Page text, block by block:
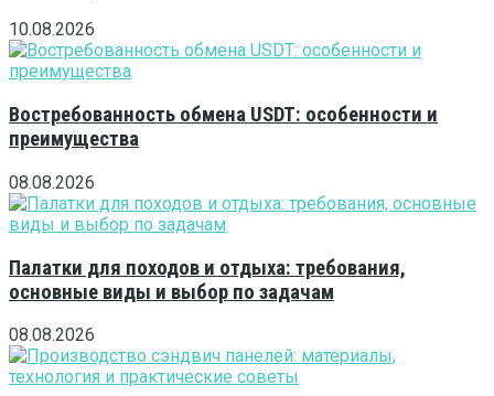
10.08.2026
Востребованность обмена USDT: особенности и
преимущества
08.08.2026
Палатки для походов и отдыха: требования,
основные виды и выбор по задачам
08.08.2026